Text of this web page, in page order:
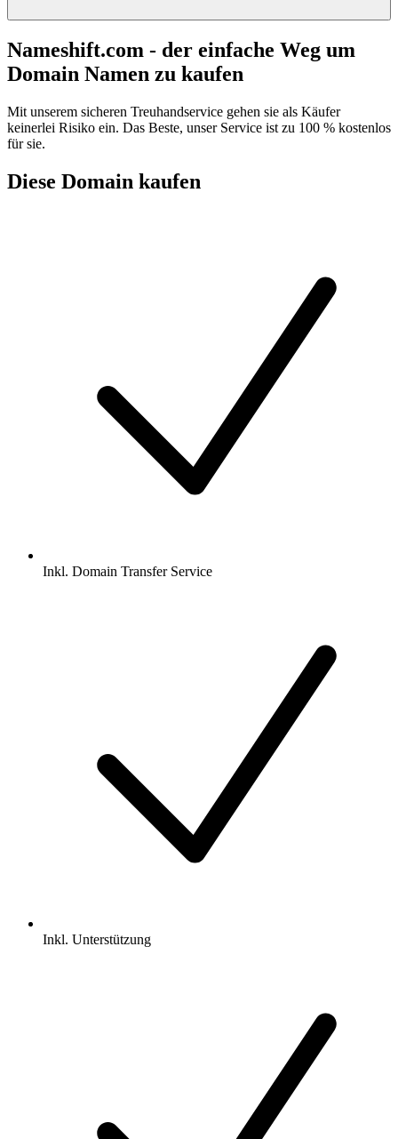
Nameshift.com - der einfache Weg um
Domain Namen zu kaufen
Mit unserem sicheren Treuhandservice gehen sie als Käufer
keinerlei Risiko ein. Das Beste, unser Service ist zu 100 % kostenlos
für sie.
Diese Domain kaufen
Inkl. Domain Transfer Service
Inkl. Unterstützung